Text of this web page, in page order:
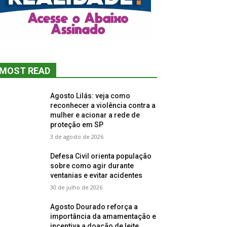
READ
Agosto Lilás: veja como
reconhecer a violência contra a
mulher e acionar a rede de
proteção em SP
3 de agosto de 2026
Defesa Civil orienta população
sobre como agir durante
ventanias e evitar acidentes
30 de julho de 2026
Agosto Dourado reforça a
importância da amamentação e